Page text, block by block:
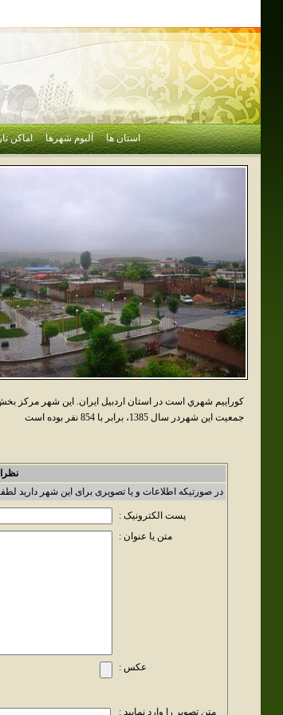
استان ها آلبوم شهرها اماکن
کوراييم شهري است در استان اردبيل ايران. اين شهر مرکز
جمعيت اين شهردر سال 1385، برابر با 854 نفر بوده است
در صورتیکه اطلاعات و یا تصویری برای این شهر دارید
پست الکترونیک :
متن یا عنوان :
عکس :
متن تصویر را وارد نمایید :